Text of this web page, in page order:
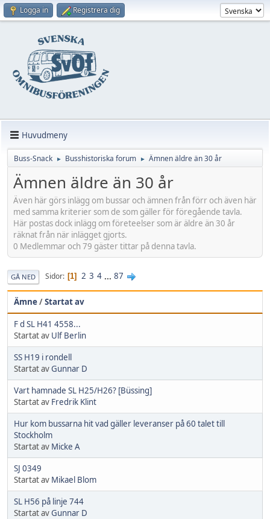
Logga in Registrera dig
Huvudmeny
Buss-Snack ► Busshistoriska forum ► Ämnen äldre än 30 år
Ämnen äldre än 30 år
Även här görs inlägg om bussar och ämnen från förr och även här
med samma kriterier som de som gäller för föregående tavla.
Här postas dock inlägg om företeelser som är äldre än 30 år
räknat från när inlägget gjorts.
0 Medlemmar och 79 gäster tittar på denna tavla.
GÅ NED Sidor 1 2 3 4 ... 87
Ämne/Startat av
F d SL H41 4558...
Startat av Ulf Berlin
SS H19 i rondell
Startat avGunnar D
Vart hamnade SL H25/H26? [Büssing]
Startat av Fredrik Klint
Hur kom bussarna hit vad gäller leveranser på 60 talet till
Stockholm
Startat av Micke A
SJ 0349
Startat av Mikael Blom
SL H56 på linje 744
Startat avGunnar D